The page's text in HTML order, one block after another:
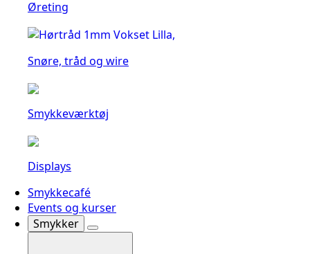
Øreting
Snøre, tråd og wire
Smykkeværktøj
Displays
Smykkecafé
Events og kurser
Smykker